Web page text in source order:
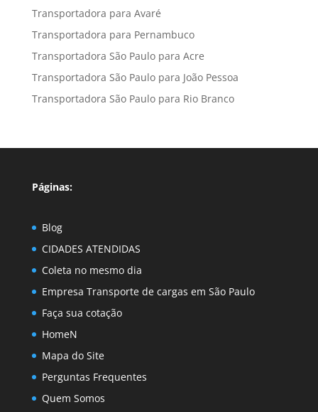
Transportadora para Avaré
Transportadora para Pernambuco
Transportadora São Paulo para Acre
Transportadora São Paulo para João Pessoa
Transportadora São Paulo para Rio Branco
Páginas:
Blog
CIDADES ATENDIDAS
Coleta no mesmo dia
Empresa Transporte de cargas em São Paulo
Faça sua cotação
HomeN
Mapa do Site
Perguntas Frequentes
Quem Somos